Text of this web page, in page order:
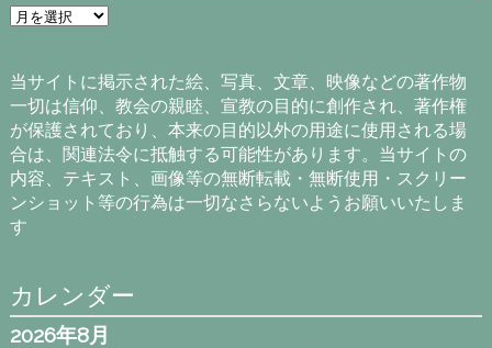
ア
ー
ブ
当サイトに掲示された絵、写真、文章、映像などの著作物
一切は信仰、教会の親睦、宣教の目的に創作され、著作権
が保護されており、本来の目的以外の用途に使用される場
合は、関連法令に抵触する可能性があります。当サイトの
内容、テキスト、画像等の無断転載・無断使用・スクリー
ンショット等の行為は一切なさらないようお願いいたしま
す
カレンダー
2026年8月